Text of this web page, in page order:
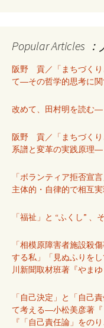
Popular Articles
阪野 貢／「まちづく
て―その哲学的思考に
改めて、田村明を読む
阪野 貢／「まちづくり
系譜と変革の実践原理―
「ボランティア拒否宣
主体的・自律的で相互
「福祉」と “ふくし” 、
「相模原障害者施設殺
する私」「見ぬふりを
川新聞取材班著『やま
「自己決定」と「自己
て考える―小松美彦著
『「自己責任論」をの